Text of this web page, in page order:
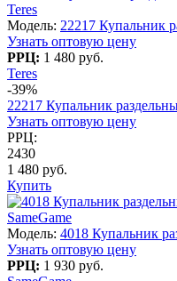
Teres
Модель: 22217 Купальник
Узнать оптовую цену
РРЦ: 1 480 руб.
Teres
-39%
22217 Купальник
Узнать оптовую цену
РРЦ:
2430
1 480 руб.
Купить
SameGame
Модель: 4018 Купальник
Узнать оптовую цену
РРЦ: 1 930 руб.